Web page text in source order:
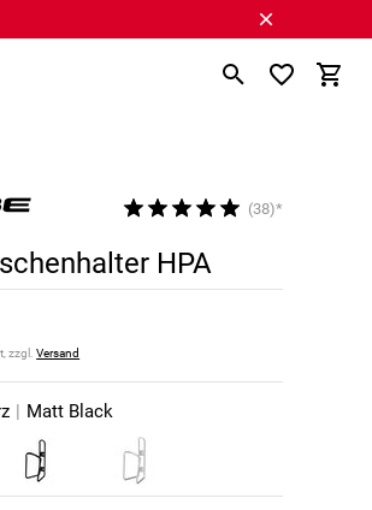
(38)*
HPA
zzgl.Versand
| Matt Black